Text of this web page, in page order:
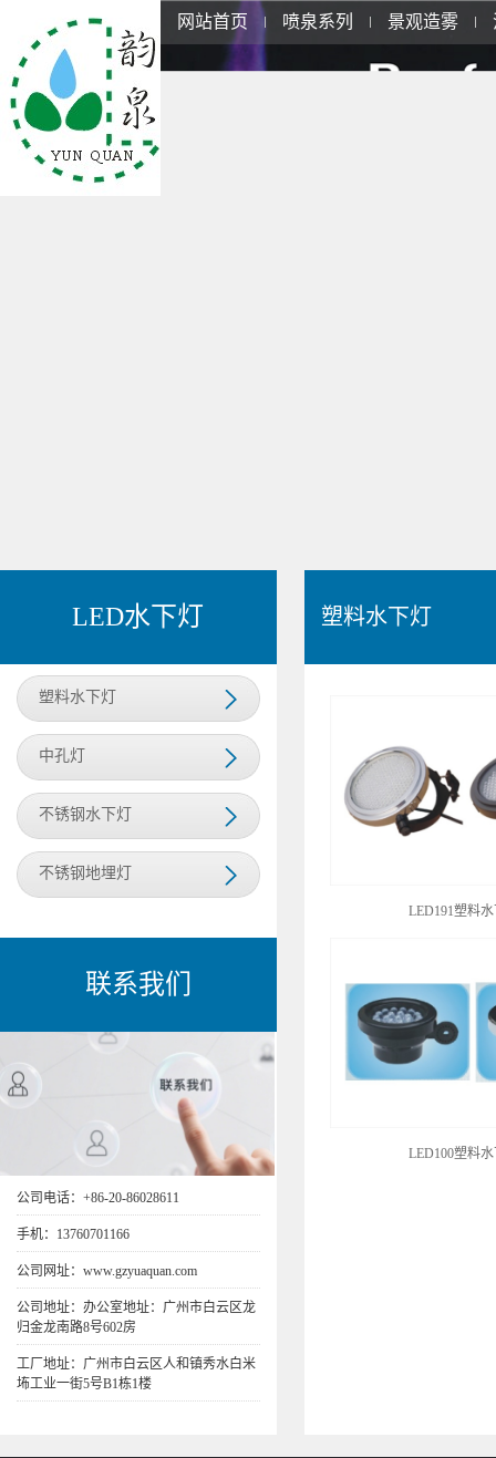
网站首页 喷泉系列 景观造雾
LED水下灯
塑料水下灯
中孔灯
不锈钢水下灯
不锈钢地埋灯
联系我们
公司电话：+86-20-86028611
手机：13760701166
公司网址：www.gzyuaquan.com
公司地址：办公室地址：广州市白云区龙
归金龙南路8号602房
工厂地址：广州市白云区人和镇秀水白米
㘵工业一街5号B1栋1楼
塑料水下灯
LED191塑料
LED100塑料